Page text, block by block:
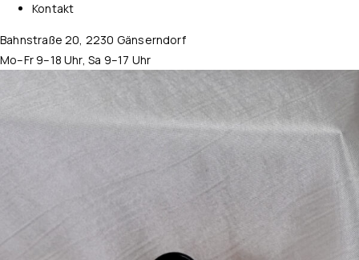
Kontakt
Bahnstraße 20, 2230 Gänserndorf
Mo–Fr 9–18 Uhr, Sa 9–17 Uhr